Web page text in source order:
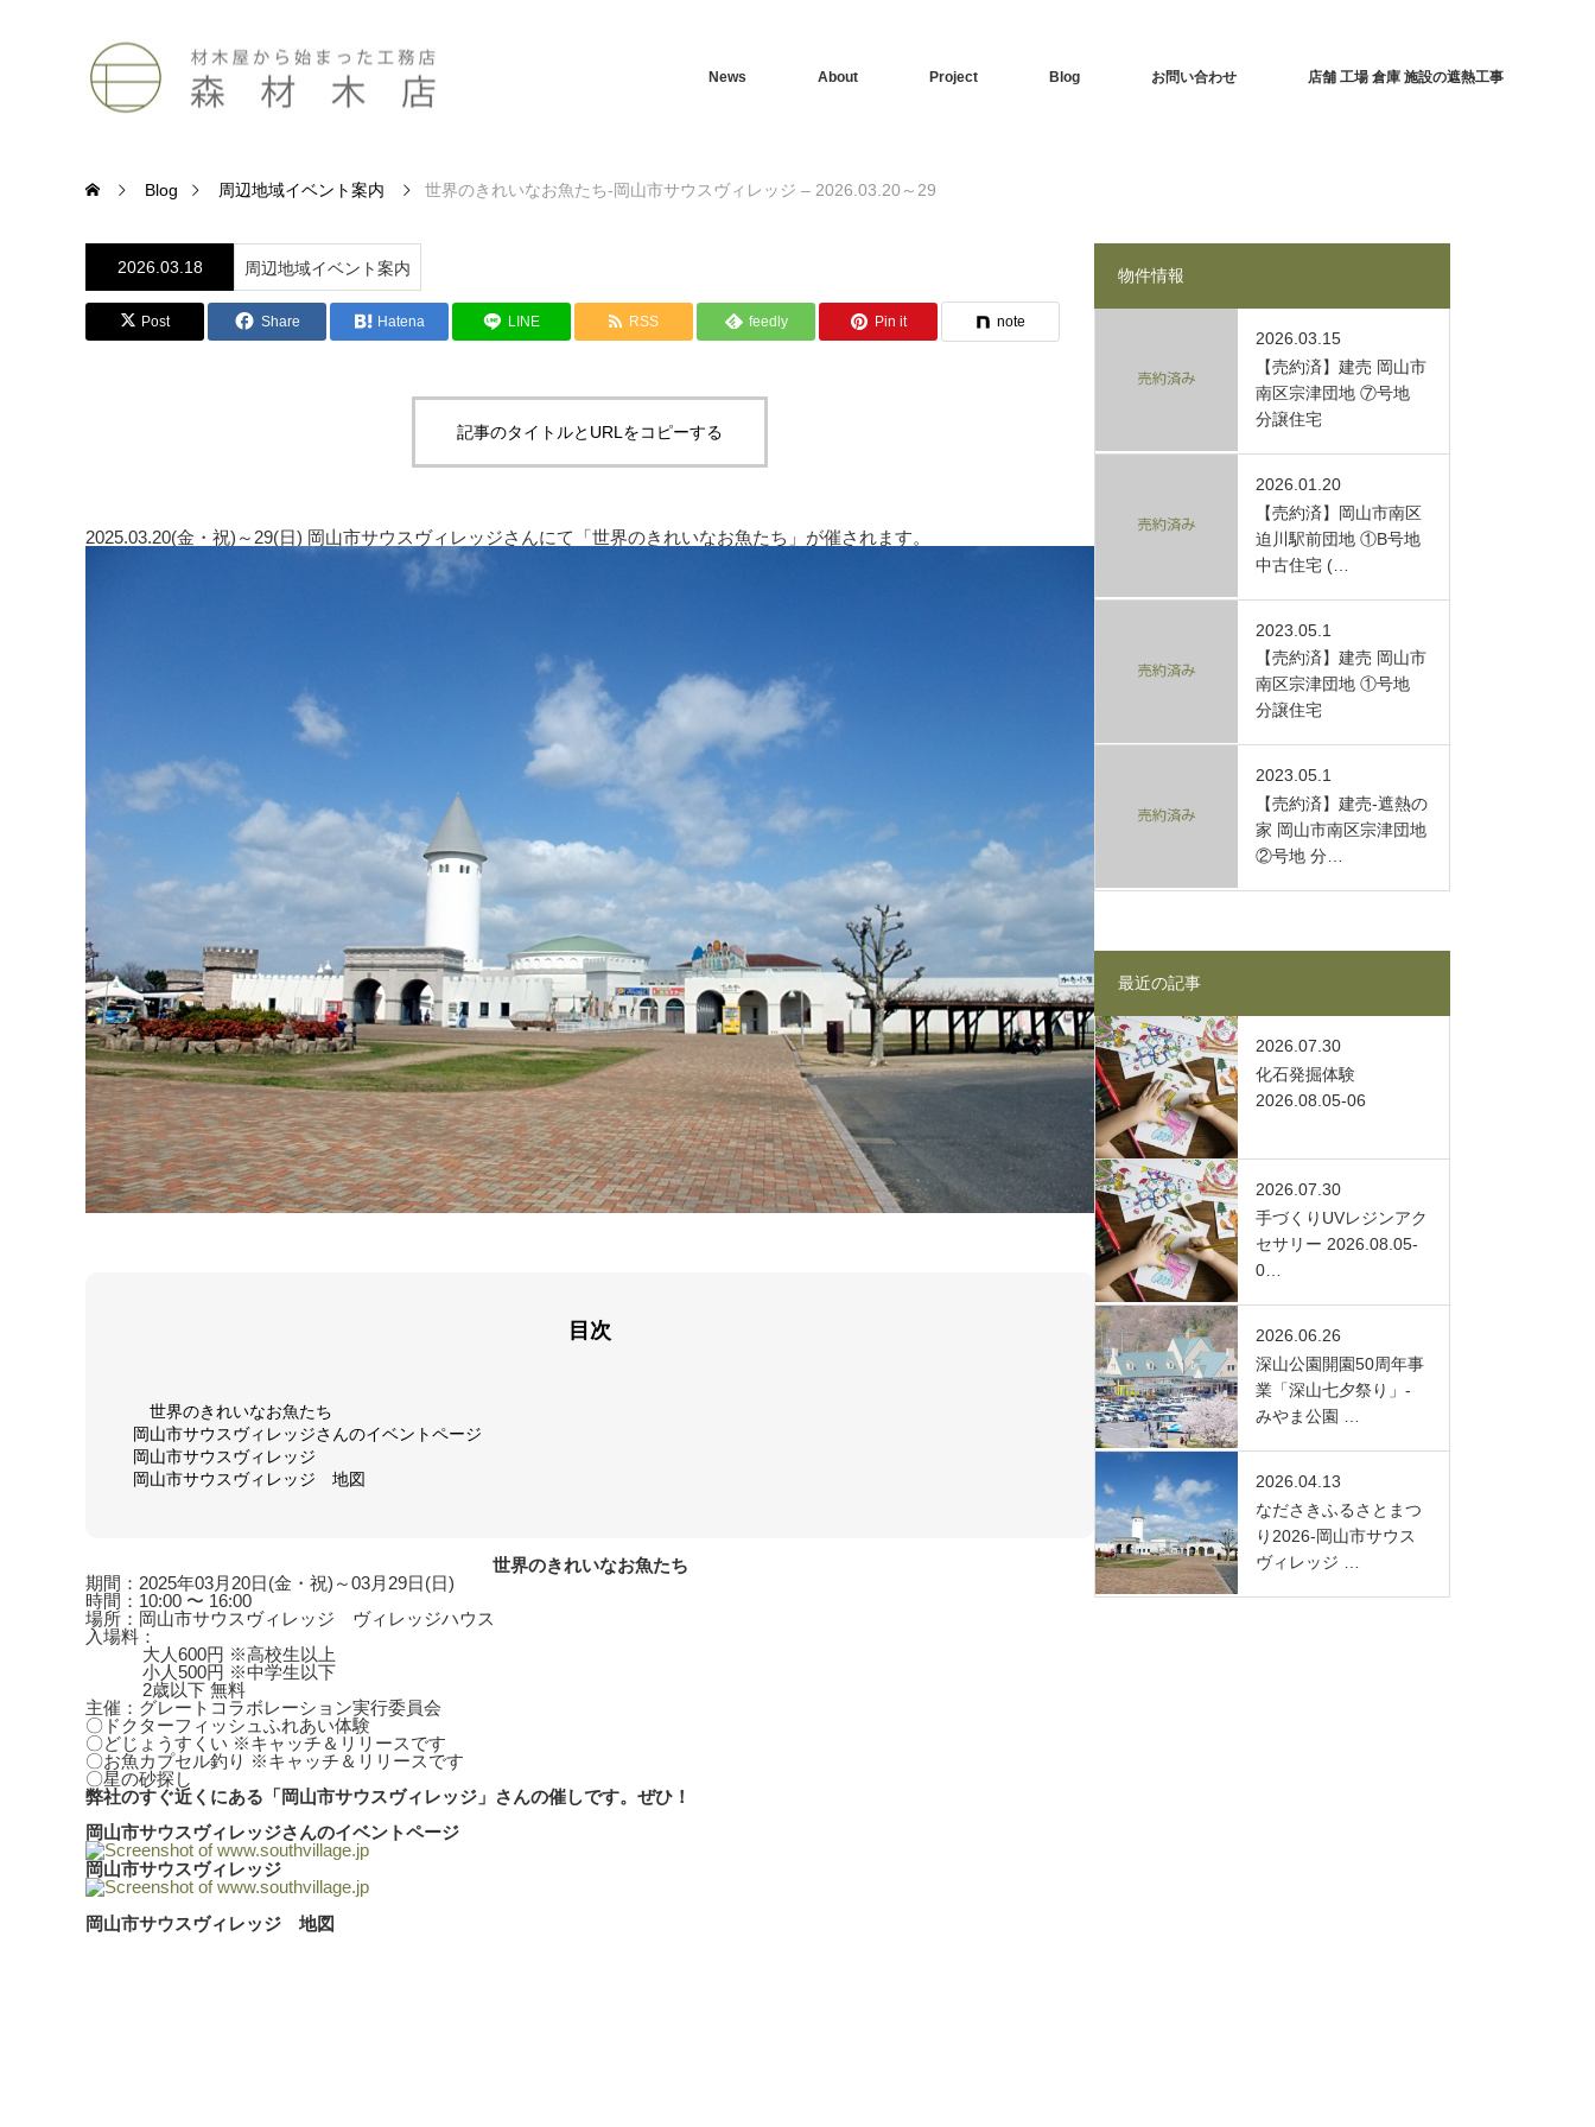
News About Project Blog お問い合わせ 店舗 工場 倉庫 施設の遮熱工事
Blog 周辺地域イベント案内 世界のきれいなお魚たち-岡山市サウスヴィレッジ – 2026.03.20～29
2026.03.18 周辺地域イベント案内
Post Share Hatena LINE RSS feedly Pin it note
記事のタイトルとURLをコピーする
2025.03.20(金・祝)～29(日) 岡山市サウスヴィレッジさんにて「世界のきれいなお魚たち」が催されます。
目次
世界のきれいなお魚たち
岡山市サウスヴィレッジさんのイベントページ
岡山市サウスヴィレッジ
岡山市サウスヴィレッジ 地図
世界のきれいなお魚たち
期間：2025年03月20日(金・祝)～03月29日(日)
時間：10:00 〜 16:00
場所：岡山市サウスヴィレッジ ヴィレッジハウス
入場料：
大人600円 ※高校生以上
小人500円 ※中学生以下
2歳以下 無料
主催：グレートコラボレーション実行委員会
〇ドクターフィッシュふれあい体験
〇どじょうすくい ※キャッチ＆リリースです
〇お魚カプセル釣り ※キャッチ＆リリースです
〇星の砂探し
弊社のすぐ近くにある「岡山市サウスヴィレッジ」さんの催しです。ぜひ！
岡山市サウスヴィレッジさんのイベントページ
岡山市サウスヴィレッジ
岡山市サウスヴィレッジ 地図
物件情報
2026.03.15
【売約済】建売 岡山市
南区宗津団地 ⑦号地
分譲住宅
2026.01.20
【売約済】岡山市南区
迫川駅前団地 ①B号地
中古住宅 (…
2023.05.1
【売約済】建売 岡山市
南区宗津団地 ①号地
分譲住宅
2023.05.1
【売約済】建売-遮熱の
家 岡山市南区宗津団地
②号地 分…
最近の記事
2026.07.30
化石発掘体験
2026.08.05-06
2026.07.30
手づくりUVレジンアク
セサリー 2026.08.05-
0…
2026.06.26
深山公園開園50周年事
業「深山七夕祭り」-
みやま公園 …
2026.04.13
なださきふるさとまつ
り2026-岡山市サウス
ヴィレッジ …